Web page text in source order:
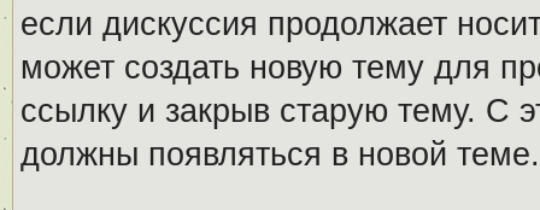
если дискуссия продолжает
может создать новую тему для
ссылку и закрыв старую тему. С
должны появляться в новой теме.